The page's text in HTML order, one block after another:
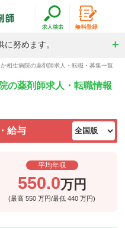
努めます。
相生病院の薬剤師求人・転職・募集一覧
の薬剤師求人・転職情報
給与
平均年収
550.0万円
(最高550万円/最低440万円)